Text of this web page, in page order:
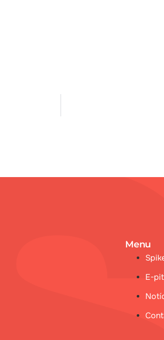
Menu
E-